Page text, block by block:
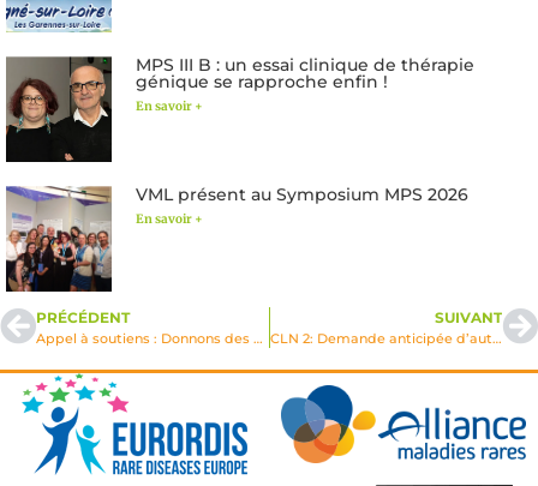
MPS III B : un essai clinique de thérapie
génique se rapproche enfin !
En savoir +
VML présent au Symposium MPS 2026
En savoir +
PRÉCÉDENT
Appel à soutiens : Donnons des couleurs à l’hopital et des sourires aux enfants
SUIVANT
CLN 2: Demande anticipée d’autorisation pour un traitement